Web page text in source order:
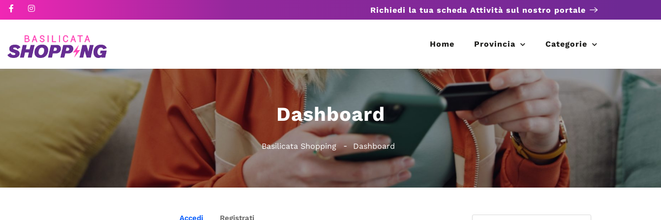
Richiedi la tua scheda Attività sul nostro portale
Home Provincia Categorie
Dashboard
Basilicata Shopping Dashboard
Accedi Registrati